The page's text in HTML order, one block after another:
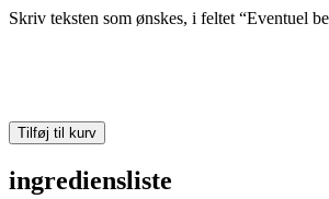
Skriv teksten som ønskes, i feltet “Eventuel
Kagedame
i
wales
20
Tilføj til kurv
ingrediensliste